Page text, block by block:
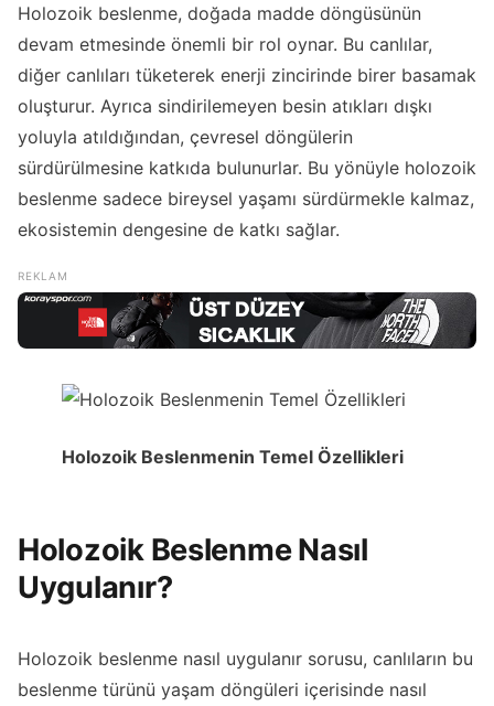
Holozoik beslenme, doğada madde döngüsünün
devam etmesinde önemli bir rol oynar. Bu canlılar,
diğer canlıları tüketerek enerji zincirinde birer basamak
oluşturur. Ayrıca sindirilemeyen besin atıkları dışkı
yoluyla atıldığından, çevresel döngülerin
sürdürülmesine katkıda bulunurlar. Bu yönüyle holozoik
beslenme sadece bireysel yaşamı sürdürmekle kalmaz,
ekosistemin dengesine de katkı sağlar.
Holozoik Beslenmenin Temel Özellikleri
Holozoik Beslenme Nasıl
Uygulanır?
Holozoik beslenme nasıl uygulanır sorusu, canlıların bu
beslenme türünü yaşam döngüleri içerisinde nasıl